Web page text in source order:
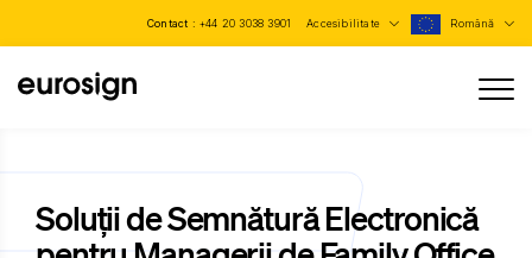
Contact : +44 20 3038 3901 Accesibilitate Română
Soluții de Semnătură Electronică